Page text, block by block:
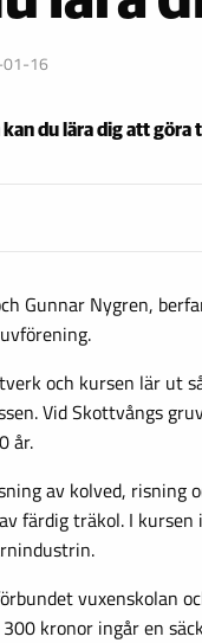
16
du lära dig att göra
Gunnar Nygren,
och kursen lär ut
Vid Skottvångs
år.
av kolved, risning
färdig träkol. I kursen
vuxenskolan
kronor ingår en